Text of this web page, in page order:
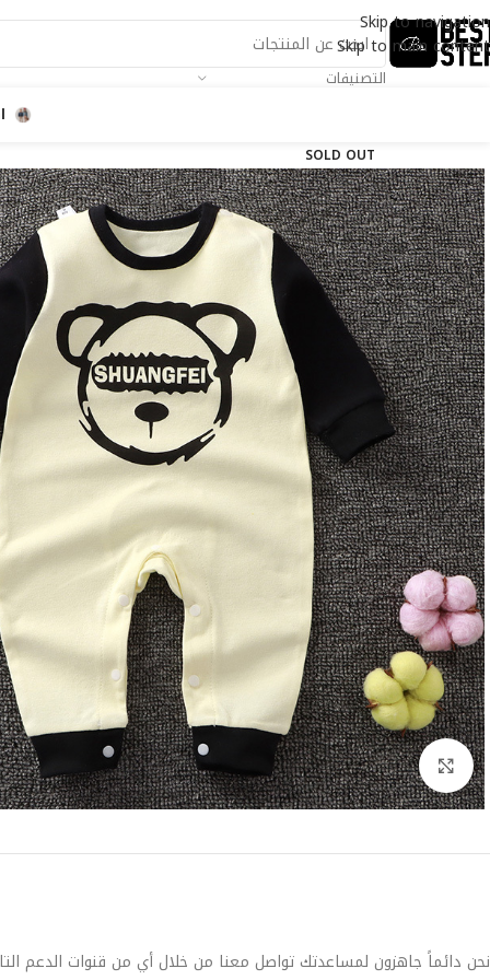
Skip to navigation
Skip to main content
التصنيفات
SOLD OUT
Click to enlarge
نحن دائماً جاهزون لمساعدتك تواصل معنا من خلال أي من قنوات الدعم